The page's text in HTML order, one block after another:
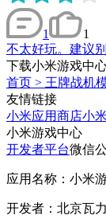
1
1
不太好玩。建议别
下载小米游戏中
首页 > 王牌战机
友情链接
小米应用商店小
小米游戏中心
开发者平台微信
应用名称：小米
开发者：北京瓦